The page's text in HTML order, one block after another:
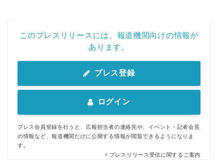
このプレスリリースには、報道機関向けの情報が
あります。
プレス登録
ログイン
プレス会員登録を行うと、広報担当者の連絡先や、イベント・記者会見
の情報など、報道機関だけに公開する情報が閲覧できるようになりま
す。
プレスリリース受信に関するご案内